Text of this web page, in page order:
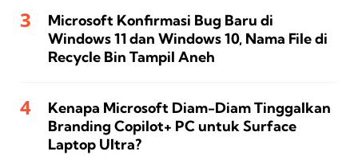
Microsoft Konfirmasi Bug Baru di
Windows 11 dan Windows 10, Nama File di
Recycle Bin Tampil Aneh
Kenapa Microsoft Diam-Diam Tinggalkan
Branding Copilot+ PC untuk Surface
Laptop Ultra?